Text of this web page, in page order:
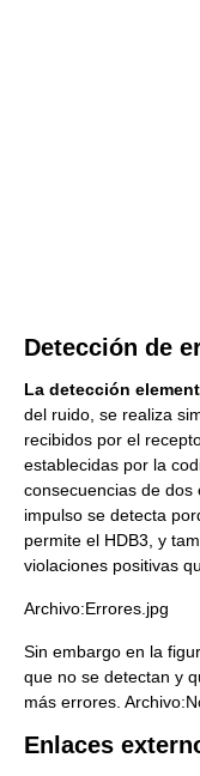
Detección de
La detección
del ruido, se realiza
recibidos por el
establecidas por la
consecuencias de
impulso se detecta
permite el HDB3, y
violaciones positivas
Archivo:Errores.jpg
Sin embargo en la
que no se detectan y
más errores.
Enlaces